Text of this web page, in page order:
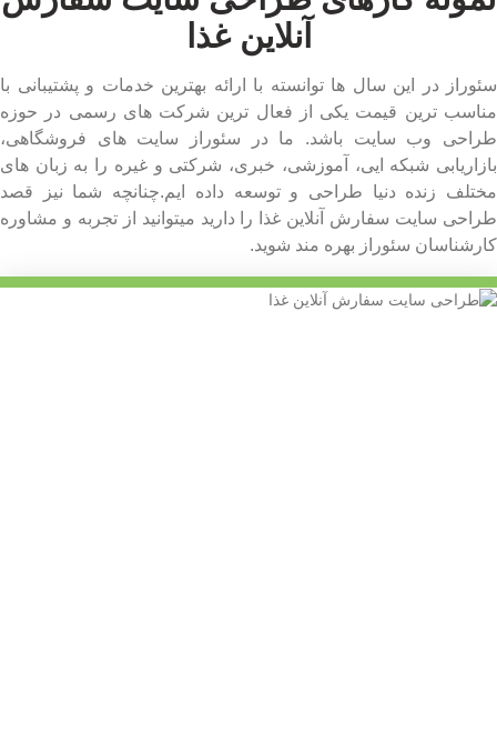
آنلاین غذا
سئوراز در این سال ها توانسته با ارائه بهترین خدمات و پشتیبانی با
مناسب ترین قیمت یکی از فعال ترین شرکت های رسمی در حوزه
طراحی وب سایت باشد. ما در سئوراز سایت های فروشگاهی،
بازاریابی شبکه ایی، آموزشی، خبری، شرکتی و غیره را به زبان های
مختلف زنده دنیا طراحی و توسعه داده ایم.چنانچه شما نیز قصد
طراحی سایت سفارش آنلاین غذا را دارید میتوانید از تجربه و مشاوره
کارشناسان سئوراز بهره مند شوید.